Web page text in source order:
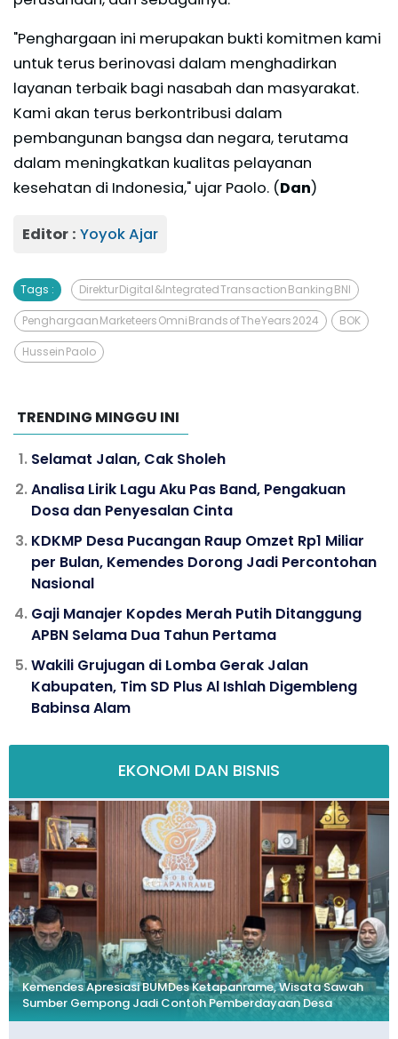
"Penghargaan ini merupakan bukti komitmen kami
untuk terus berinovasi dalam menghadirkan
layanan terbaik bagi nasabah dan masyarakat.
Kami akan terus berkontribusi dalam
pembangunan bangsa dan negara, terutama
dalam meningkatkan kualitas pelayanan
kesehatan di Indonesia," ujar Paolo. (Dan)
Editor : Yoyok Ajar
Tags : Direktur Digital &Integrated Transaction Banking BNI
Penghargaan Marketeers Omni Brands of The Years 2024 BOK
Hussein Paolo
TRENDING MINGGU INI
Selamat Jalan, Cak Sholeh
Analisa Lirik Lagu Aku Pas Band, Pengakuan
Dosa dan Penyesalan Cinta
KDKMP Desa Pucangan Raup Omzet Rp1 Miliar
per Bulan, Kemendes Dorong Jadi Percontohan
Nasional
Gaji Manajer Kopdes Merah Putih Ditanggung
APBN Selama Dua Tahun Pertama
Wakili Grujugan di Lomba Gerak Jalan
Kabupaten, Tim SD Plus Al Ishlah Digembleng
Babinsa Alam
EKONOMI DAN BISNIS
Kemendes Apresiasi BUMDes Ketapanrame, Wisata Sawah
Sumber Gempong Jadi Contoh Pemberdayaan Desa